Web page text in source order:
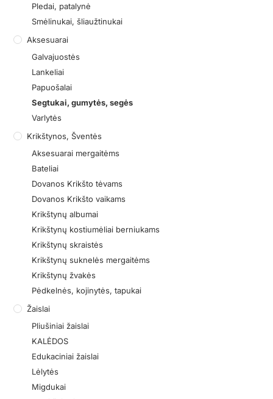
Pledai, patalynė
Smėlinukai, šliaužtinukai
Aksesuarai
Galvajuostės
Lankeliai
Papuošalai
Segtukai, gumytės, segės
Varlytės
Krikštynos, Šventės
Aksesuarai mergaitėms
Bateliai
Dovanos Krikšto tėvams
Dovanos Krikšto vaikams
Krikštynų albumai
Krikštynų kostiumėliai berniukams
Krikštynų skraistės
Krikštynų suknelės mergaitėms
Krikštynų žvakės
Pėdkelnės, kojinytės, tapukai
Žaislai
Pliušiniai žaislai
KALĖDOS
Edukaciniai žaislai
Lėlytės
Migdukai